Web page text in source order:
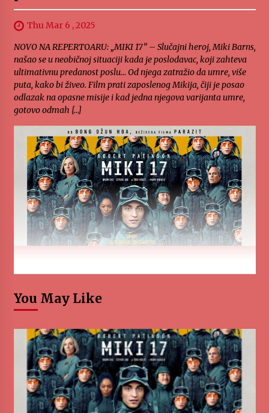
Thu Mar 6 , 2025
NOVO NA REPERTOARU: „MIKI 17” – Slučajni heroj, Miki Barns,
našao se u neobičnoj situaciji kada je poslodavac, koji zahteva
ultimativnu predanost poslu… Od njega zatražio da umre, više
puta, kako bi živeo. Film prati zaposlenog Mikija, čiji je posao
odlazak na opasne misije i kad jedna njegova varijanta umre,
gotovo odmah […]
You May Like